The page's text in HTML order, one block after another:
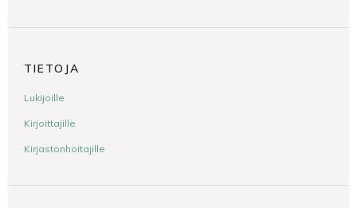
TIETOJA
Lukijoille
Kirjoittajille
Kirjastonhoitajille